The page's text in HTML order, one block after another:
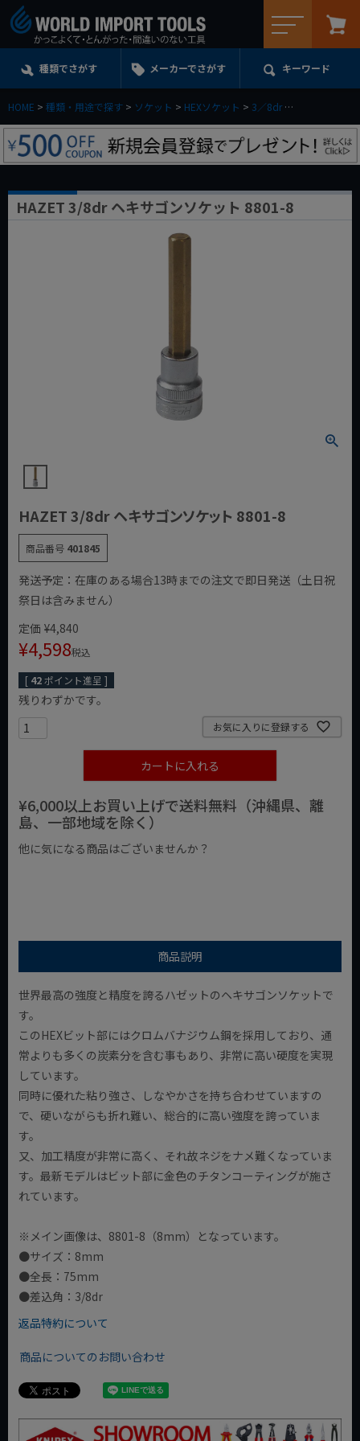
種類でさがす メーカーでさがす キーワード
HOME 種類・用途で探す ソケット HEXソケット 3／8dr
HAZET 3/8dr ヘキサゴンソケット 8801-8
HAZET 3/8dr ヘキサゴンソケット 8801-8
商品番号 401845
発送予定：在庫のある場合13時までの注文で即日発送（土日祝
祭日は含みません）
定価 ¥4,840
¥4,598税込
[ 42ポイント進呈 ]
残りわずかです。
お気に入りに登録する
カートに入れる
¥6,000以上お買い上げで送料無料（沖縄県、離
島、一部地域を除く）
他に気になる商品はございませんか？
商品説明
世界最高の強度と精度を誇るハゼットのヘキサゴンソケットで
す。
このHEXビット部にはクロムバナジウム鋼を採用しており、通
常よりも多くの炭素分を含む事もあり、非常に高い硬度を実現
しています。
同時に優れた粘り強さ、しなやかさを持ち合わせていますの
で、硬いながらも折れ難い、総合的に高い強度を誇っていま
す。
又、加工精度が非常に高く、それ故ネジをナメ難くなっていま
す。最新モデルはビット部に金色のチタンコーティングが施さ
れています。
※メイン画像は、8801-8（8mm）となっています。
●サイズ：8mm
●全長：75mm
●差込角：3/8dr
返品特約について
商品についてのお問い合わせ